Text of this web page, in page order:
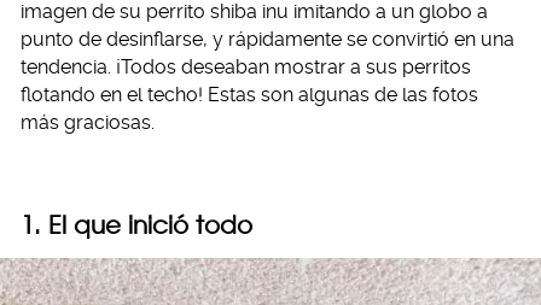
imagen de su perrito shiba inu imitando a un globo a
punto de desinflarse, y rápidamente se convirtió en una
tendencia. ¡Todos deseaban mostrar a sus perritos
flotando en el techo! Estas son algunas de las fotos
más graciosas.
1. El que inició todo